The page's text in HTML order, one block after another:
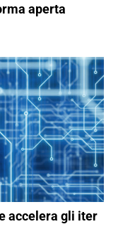
aperta
accelera gli iter